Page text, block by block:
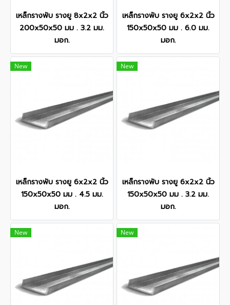
เหล็กรางพับ รางยู 8x2x2 นิ้ว
200x50x50 มม . 3.2 มม.
มอก.
เหล็กรางพับ รางยู 6x2x2 นิ้ว
150x50x50 มม . 6.0 มม.
มอก.
New
เหล็กรางพับ รางยู 6x2x2 นิ้ว
150x50x50 มม . 4.5 มม.
มอก.
New
เหล็กรางพับ รางยู 6x2x2 นิ้ว
150x50x50 มม . 3.2 มม.
มอก.
New New